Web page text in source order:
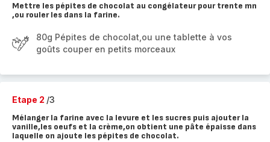
Mettre les pépites de chocolat au congélateur pour trente mn
,ou rouler les dans la farine.
80g Pépites de chocolat,ou une tablette à vos
goûts couper en petits morceaux
Etape 2 /3
Mélanger la farine avec la levure et les sucres puis ajouter la
vanille,les oeufs et la crème,on obtient une pâte épaisse dans
laquelle on ajoute les pépites de chocolat.